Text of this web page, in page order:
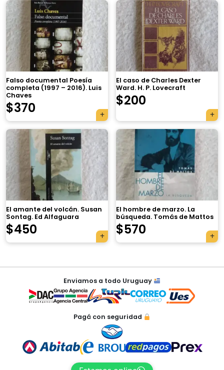
Falso documental Poesía
completa (1997 – 2016). Luis
Chaves
$370
El caso de Charles Dexter
Ward. H. P. Lovecraft
$200
El amante del volcán. Susan
Sontag. Ed Alfaguara
$450
El hombre de marzo. La
búsqueda. Tomás de Mattos
$570
Navegación
entradas
Enviamos a todo Uruguay
Pagá con seguridad
×
Tu carrito está vacío.
automáticamente.